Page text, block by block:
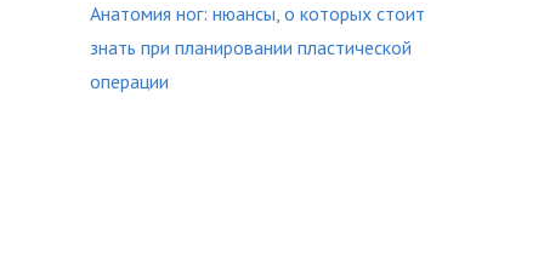
Анатомия ног: нюансы, о которых стоит
знать при планировании пластической
операции